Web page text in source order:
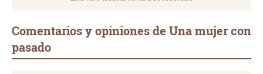
Comentarios y opiniones de Una mujer con
pasado